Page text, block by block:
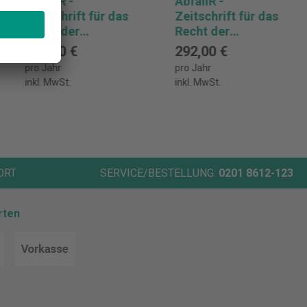
Zeitschrift für das
Recht der
Abfallwirtschaft
Abonnement
292,00 €
pro Jahr
inkl. MwSt.
Zeitschrift für das
Recht der
Abfallwirtschaft
Abonnement
292,00 €
pro Jahr
inkl. MwSt.
SERVICE/BESTELLUNG: 0201 8612-123